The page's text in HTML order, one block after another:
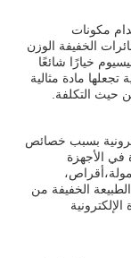
مكونات
الخفيفة الوزن
خيارًا شائعًا
مادة مثالية
حيث التكلفة.
بسبب خصائص
في الأجهزة
الخفيفة من